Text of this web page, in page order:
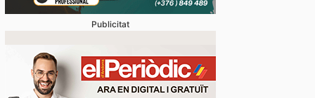
Publicitat